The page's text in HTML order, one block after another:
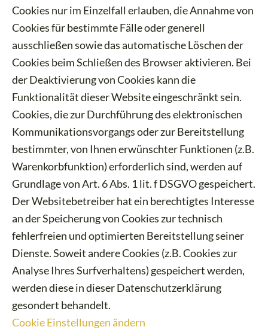
Cookies nur im Einzelfall erlauben, die Annahme von
Cookies für bestimmte Fälle oder generell
ausschließen sowie das automatische Löschen der
Cookies beim Schließen des Browser aktivieren. Bei
der Deaktivierung von Cookies kann die
Funktionalität dieser Website eingeschränkt sein.
Cookies, die zur Durchführung des elektronischen
Kommunikationsvorgangs oder zur Bereitstellung
bestimmter, von Ihnen erwünschter Funktionen (z.B.
Warenkorbfunktion) erforderlich sind, werden auf
Grundlage von Art. 6 Abs. 1 lit. f DSGVO gespeichert.
Der Websitebetreiber hat ein berechtigtes Interesse
an der Speicherung von Cookies zur technisch
fehlerfreien und optimierten Bereitstellung seiner
Dienste. Soweit andere Cookies (z.B. Cookies zur
Analyse Ihres Surfverhaltens) gespeichert werden,
werden diese in dieser Datenschutzerklärung
gesondert behandelt.
Cookie Einstellungen ändern